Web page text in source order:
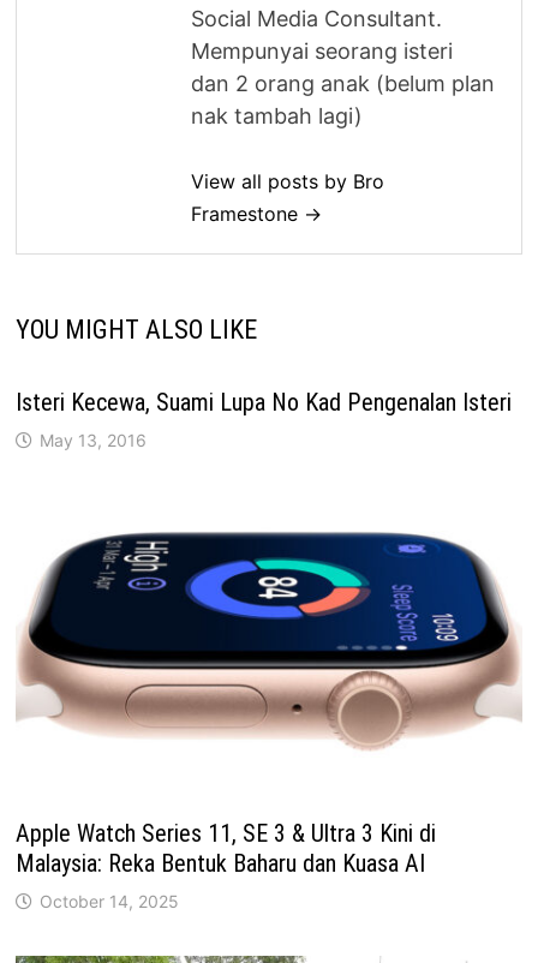
Social Media Consultant.
Mempunyai seorang isteri
dan 2 orang anak (belum plan
nak tambah lagi)
View all posts by Bro
Framestone →
YOU MIGHT ALSO LIKE
Isteri Kecewa, Suami Lupa No Kad Pengenalan Isteri
May 13, 2016
Apple Watch Series 11, SE 3 & Ultra 3 Kini di
Malaysia: Reka Bentuk Baharu dan Kuasa AI
October 14, 2025